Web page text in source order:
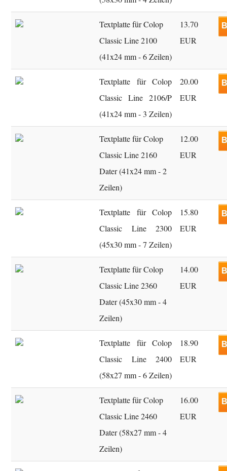
Textplatte für Colop
Classic Line 2100
(41x24 mm - 6 Zeilen)
13.70
EUR
Textplatte für Colop
Classic Line 2106/P
(41x24 mm - 3 Zeilen)
20.00
EUR
Textplatte für Colop
Classic Line 2160
Dater (41x24 mm - 2
Zeilen)
12.00
EUR
Textplatte für Colop
Classic Line 2300
(45x30 mm - 7 Zeilen)
15.80
EUR
Textplatte für Colop
Classic Line 2360
Dater (45x30 mm - 4
Zeilen)
14.00
EUR
Textplatte für Colop
Classic Line 2400
(58x27 mm - 6 Zeilen)
18.90
EUR
Textplatte für Colop
Classic Line 2460
Dater (58x27 mm - 4
Zeilen)
16.00
EUR